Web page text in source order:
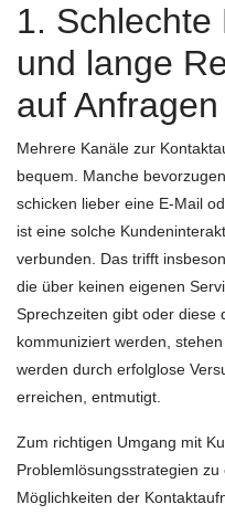
1. Schlechte
und lange
auf Anfragen
Mehrere Kanäle zur
bequem. Manche
schicken lieber eine E-Mail
ist eine solche
verbunden. Das trifft
die über keinen eigenen
Sprechzeiten gibt oder diese
kommuniziert werden,
werden durch erfolglose
erreichen, entmutigt.
Zum richtigen Umgang mit
Problemlösungsstrategien
Möglichkeiten der